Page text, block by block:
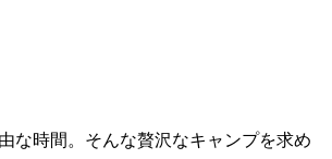
な時間。そんな贅沢なキャンプを求め